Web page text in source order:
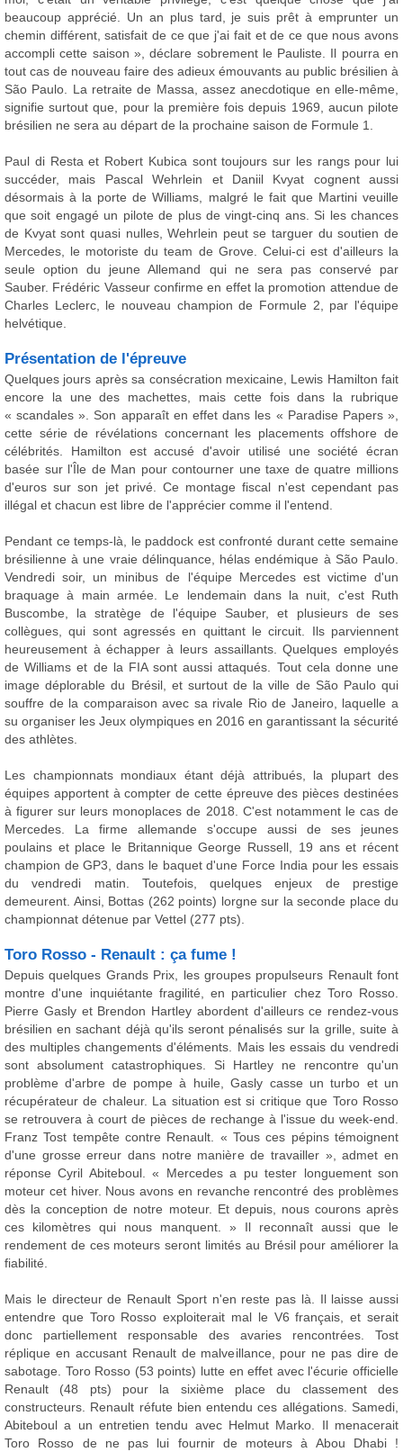
beaucoup apprécié. Un an plus tard, je suis prêt à emprunter un
chemin différent, satisfait de ce que j'ai fait et de ce que nous avons
accompli cette saison », déclare sobrement le Pauliste. Il pourra en
tout cas de nouveau faire des adieux émouvants au public brésilien à
São Paulo. La retraite de Massa, assez anecdotique en elle-même,
signifie surtout que, pour la première fois depuis 1969, aucun pilote
brésilien ne sera au départ de la prochaine saison de Formule 1.
Paul di Resta et Robert Kubica sont toujours sur les rangs pour lui
succéder, mais Pascal Wehrlein et Daniil Kvyat cognent aussi
désormais à la porte de Williams, malgré le fait que Martini veuille
que soit engagé un pilote de plus de vingt-cinq ans. Si les chances
de Kvyat sont quasi nulles, Wehrlein peut se targuer du soutien de
Mercedes, le motoriste du team de Grove. Celui-ci est d'ailleurs la
seule option du jeune Allemand qui ne sera pas conservé par
Sauber. Frédéric Vasseur confirme en effet la promotion attendue de
Charles Leclerc, le nouveau champion de Formule 2, par l'équipe
helvétique.
Présentation de l'épreuve
Quelques jours après sa consécration mexicaine, Lewis Hamilton fait
encore la une des machettes, mais cette fois dans la rubrique
« scandales ». Son apparaît en effet dans les « Paradise Papers »,
cette série de révélations concernant les placements offshore de
célébrités. Hamilton est accusé d'avoir utilisé une société écran
basée sur l'Île de Man pour contourner une taxe de quatre millions
d'euros sur son jet privé. Ce montage fiscal n'est cependant pas
illégal et chacun est libre de l'apprécier comme il l'entend.
Pendant ce temps-là, le paddock est confronté durant cette semaine
brésilienne à une vraie délinquance, hélas endémique à São Paulo.
Vendredi soir, un minibus de l'équipe Mercedes est victime d'un
braquage à main armée. Le lendemain dans la nuit, c'est Ruth
Buscombe, la stratège de l'équipe Sauber, et plusieurs de ses
collègues, qui sont agressés en quittant le circuit. Ils parviennent
heureusement à échapper à leurs assaillants. Quelques employés
de Williams et de la FIA sont aussi attaqués. Tout cela donne une
image déplorable du Brésil, et surtout de la ville de São Paulo qui
souffre de la comparaison avec sa rivale Rio de Janeiro, laquelle a
su organiser les Jeux olympiques en 2016 en garantissant la sécurité
des athlètes.
Les championnats mondiaux étant déjà attribués, la plupart des
équipes apportent à compter de cette épreuve des pièces destinées
à figurer sur leurs monoplaces de 2018. C'est notamment le cas de
Mercedes. La firme allemande s'occupe aussi de ses jeunes
poulains et place le Britannique George Russell, 19 ans et récent
champion de GP3, dans le baquet d'une Force India pour les essais
du vendredi matin. Toutefois, quelques enjeux de prestige
demeurent. Ainsi, Bottas (262 points) lorgne sur la seconde place du
championnat détenue par Vettel (277 pts).
Toro Rosso - Renault : ça fume !
Depuis quelques Grands Prix, les groupes propulseurs Renault font
montre d'une inquiétante fragilité, en particulier chez Toro Rosso.
Pierre Gasly et Brendon Hartley abordent d'ailleurs ce rendez-vous
brésilien en sachant déjà qu'ils seront pénalisés sur la grille, suite à
des multiples changements d'éléments. Mais les essais du vendredi
sont absolument catastrophiques. Si Hartley ne rencontre qu'un
problème d'arbre de pompe à huile, Gasly casse un turbo et un
récupérateur de chaleur. La situation est si critique que Toro Rosso
se retrouvera à court de pièces de rechange à l'issue du week-end.
Franz Tost tempête contre Renault. « Tous ces pépins témoignent
d'une grosse erreur dans notre manière de travailler », admet en
réponse Cyril Abiteboul. « Mercedes a pu tester longuement son
moteur cet hiver. Nous avons en revanche rencontré des problèmes
dès la conception de notre moteur. Et depuis, nous courons après
ces kilomètres qui nous manquent. » Il reconnaît aussi que le
rendement de ces moteurs seront limités au Brésil pour améliorer la
fiabilité.
Mais le directeur de Renault Sport n'en reste pas là. Il laisse aussi
entendre que Toro Rosso exploiterait mal le V6 français, et serait
donc partiellement responsable des avaries rencontrées. Tost
réplique en accusant Renault de malveillance, pour ne pas dire de
sabotage. Toro Rosso (53 points) lutte en effet avec l'écurie officielle
Renault (48 pts) pour la sixième place du classement des
constructeurs. Renault réfute bien entendu ces allégations. Samedi,
Abiteboul a un entretien tendu avec Helmut Marko. Il menacerait
Toro Rosso de ne pas lui fournir de moteurs à Abou Dhabi !